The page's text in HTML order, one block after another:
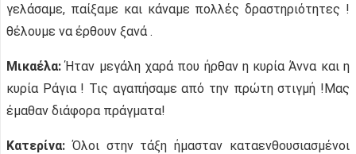
γελάσαμε, παίξαμε και κάναμε πολλές δραστηριότητες !
θέλουμε να έρθουν ξανά .
Μικαέλα:Ήταν μεγάλη χαρά που ήρθαν η κυρία Άννα και η
κυρία Ράγια ! Τις αγαπήσαμε από την πρώτη στιγμή !Μας
έμαθαν διάφορα πράγματα!
Κατερίνα: Όλοι στην τάξη ήμασταν καταενθουσιασμένοι